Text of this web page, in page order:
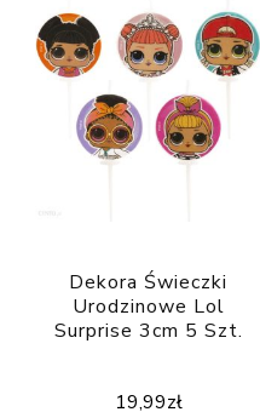
Dekora Świeczki
Urodzinowe Lol
Surprise 3cm 5 Szt.
19,99zł